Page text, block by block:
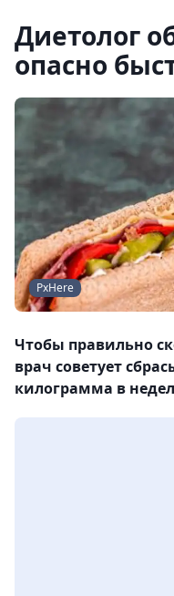
Диетолог
опасно
PxHere
Чтобы правильно
врач советует
килограмма в